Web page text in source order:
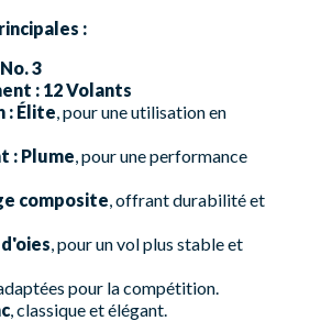
:
3
: 12 Volants
: Élite , pour une utilisation en
: Plume , pour une performance
composite , offrant durabilité et
, pour un vol plus stable et
adaptées pour la compétition.
, classique et élégant.